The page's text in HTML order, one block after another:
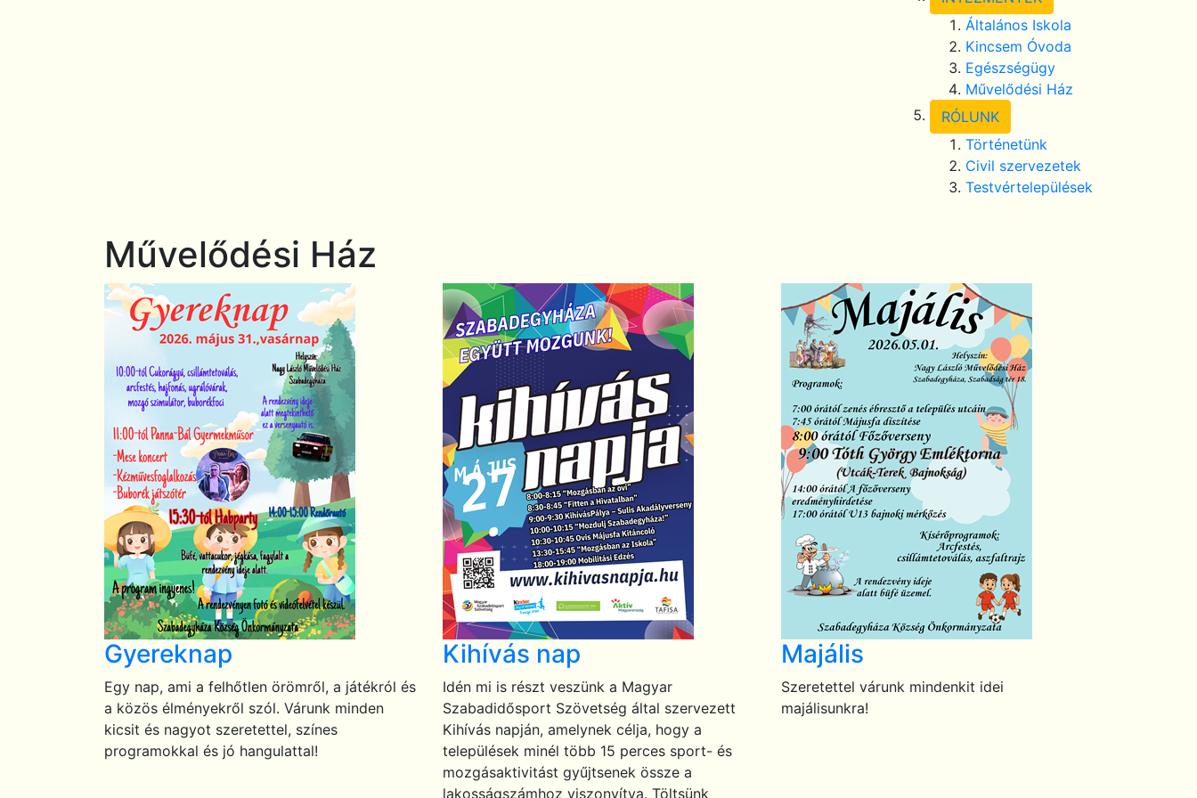
Általános Iskola
Kincsem Óvoda
Egészségügy
Művelődési Ház
RÓLUNK
Történetünk
Civil szervezetek
Testvértelepülések
Művelődési Ház
Gyereknap
Egy nap, ami a felhőtlen örömről, a játékról és
a közös élményekről szól. Várunk minden
kicsit és nagyot szeretettel, színes
programokkal és jó hangulattal!
Kihívás nap
Idén mi is részt veszünk a Magyar
Szabadidősport Szövetség által szervezett
Kihívás napján, amelynek célja, hogy a
települések minél több 15 perces sport- és
mozgásaktivitást gyűjtsenek össze a
lakosságszámhoz viszonyítva. Töltsünk
Majális
Szeretettel várunk mindenkit idei
majálisunkra!